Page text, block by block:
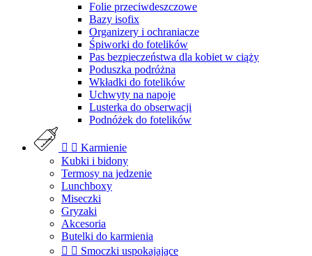
Folie przeciwdeszczowe
Bazy isofix
Organizery i ochraniacze
Śpiworki do fotelików
Pas bezpieczeństwa dla kobiet w ciąży
Poduszka podróżna
Wkładki do fotelików
Uchwyty na napoje
Lusterka do obserwacji
Podnóżek do fotelików
  Karmienie
Kubki i bidony
Termosy na jedzenie
Lunchboxy
Miseczki
Gryzaki
Akcesoria
Butelki do karmienia
  Smoczki uspokajające